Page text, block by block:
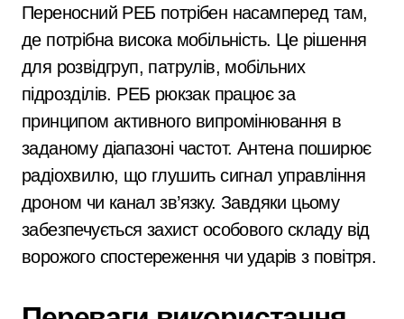
Переносний РЕБ потрібен насамперед там,
де потрібна висока мобільність. Це рішення
для розвідгруп, патрулів, мобільних
підрозділів. РЕБ рюкзак працює за
принципом активного випромінювання в
заданому діапазоні частот. Антена поширює
радіохвилю, що глушить сигнал управління
дроном чи канал зв’язку. Завдяки цьому
забезпечується захист особового складу від
ворожого спостереження чи ударів з повітря.